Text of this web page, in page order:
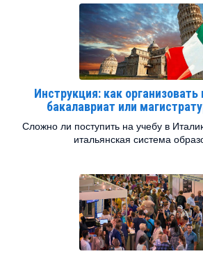
Инструкция: как организовать
бакалавриат или
Сложно ли поступить на учебу в
итальянская система